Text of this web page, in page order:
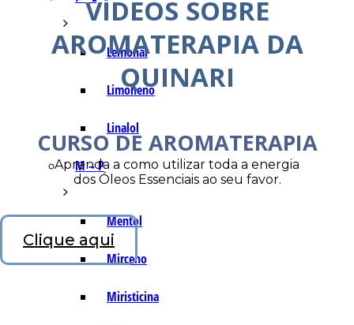
Lemonal
Limoneno
Linalol
M – P
Mentol
Mirceno
Miristicina
VÍDEOS SOBRE
AROMATERAPIA DA
QUINARI
CURSO DE AROMATERAPIA
Aprenda a como utilizar toda a energia
dos Óleos Essenciais ao seu favor.
Clique aqui